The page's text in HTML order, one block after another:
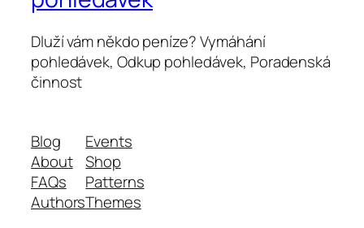
Dluží vám někdo peníze? Vymáhání
pohledávek, Odkup pohledávek, Poradenská
činnost
Blog
About
FAQs
Authors
Events
Shop
Patterns
Themes